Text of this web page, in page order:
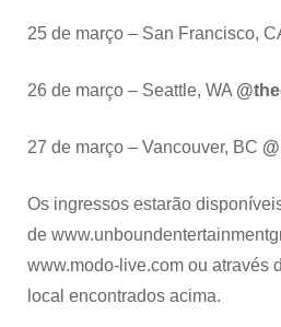
25 de março – San Francisco,
26 de março – Seattle, WA
27 de março – Vancouver, BC
Os ingressos estarão
de
www.modo-live.com ou através
local encontrados acima.